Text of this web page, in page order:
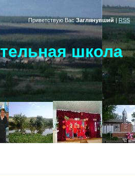
Приветствую Вас Заглянувший | RSS
школа